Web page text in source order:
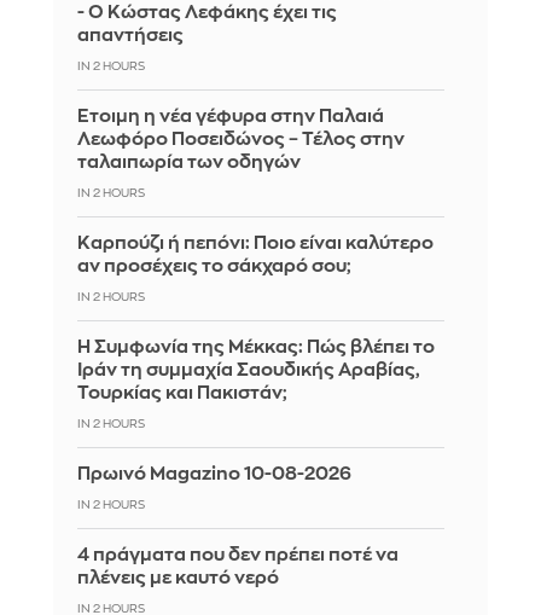
- Ο Κώστας Λεφάκης έχει τις
απαντήσεις
IN 2 HOURS
Έτοιμη η νέα γέφυρα στην Παλαιά
Λεωφόρο Ποσειδώνος – Τέλος στην
ταλαιπωρία των οδηγών
IN 2 HOURS
Καρπούζι ή πεπόνι: Ποιο είναι καλύτερο
αν προσέχεις το σάκχαρό σου;
IN 2 HOURS
Η Συμφωνία της Μέκκας: Πώς βλέπει το
Ιράν τη συμμαχία Σαουδικής Αραβίας,
Τουρκίας και Πακιστάν;
IN 2 HOURS
Πρωινό Magazino 10-08-2026
IN 2 HOURS
4 πράγματα που δεν πρέπει ποτέ να
πλένεις με καυτό νερό
IN 2 HOURS